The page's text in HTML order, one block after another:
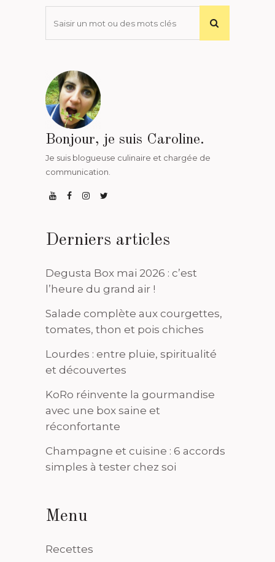
Bonjour, je suis Caroline.
Je suis blogueuse culinaire et chargée de
communication.
Derniers articles
Degusta Box mai 2026 : c’est
l’heure du grand air !
Salade complète aux courgettes,
tomates, thon et pois chiches
Lourdes : entre pluie, spiritualité
et découvertes
KoRo réinvente la gourmandise
avec une box saine et
réconfortante
Champagne et cuisine : 6 accords
simples à tester chez soi
Menu
Recettes